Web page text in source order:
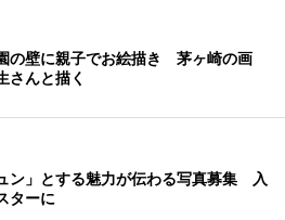
の壁に親子でお絵描き 茅ヶ崎の画
さんと描く
ン」とする魅力が伝わる写真募集 入
ターに